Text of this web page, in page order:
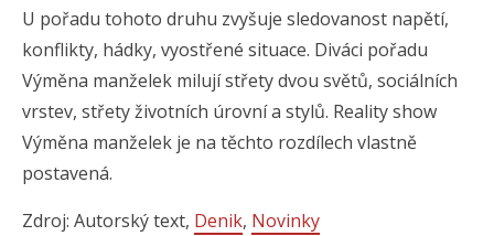
U pořadu tohoto druhu zvyšuje sledovanost napětí,
konflikty, hádky, vyostřené situace. Diváci pořadu
Výměna manželek milují střety dvou světů, sociálních
vrstev, střety životních úrovní a stylů. Reality show
Výměna manželek je na těchto rozdílech vlastně
postavená.
Zdroj: Autorský text, Denik, Novinky